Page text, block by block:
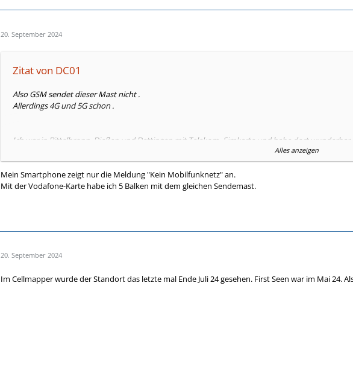
20. September 2024
Zitat von DC01
Also GSM sendet dieser Mast nicht .
Allerdings 4G und 5G schon .
Ich war in Bittelbronn, Dießen und Dettingen mit Telekom- Simkarte und habe dort wunderbar
GSM jedoch gibt es keins, allerdings wirst du das auch nicht benötigen oder ?
Könnte natürlich sein dass eine Störung vorliegt ? ich war da zuletzt vor rund 1-2 Monaten..
Alles anzeigen
Mein Smartphone zeigt nur die Meldung "Kein Mobilfunknetz" an.
Mit der Vodafone-Karte habe ich 5 Balken mit dem gleichen Sendemast.
20. September 2024
Im Cellmapper wurde der Standort das letzte mal Ende Juli 24 gesehen. First Seen war im Mai 24.